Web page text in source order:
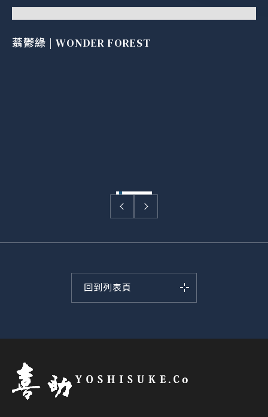
蓊鬱綠 | WONDER FOREST
回到列表頁